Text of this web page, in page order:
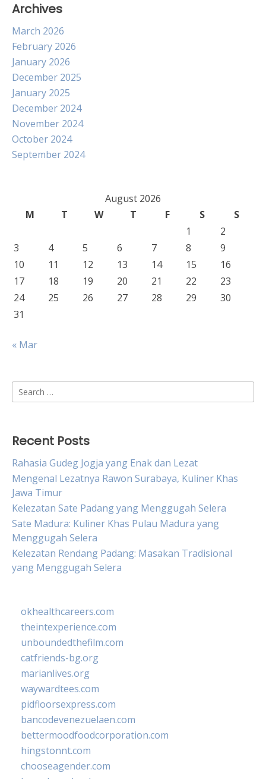
Archives
March 2026
February 2026
January 2026
December 2025
January 2025
December 2024
November 2024
October 2024
September 2024
August 2026
M
T W T F S
S
1
2
3
4 5 6 7 8
9
10
11 12 13 14 15
16
17
18 19 20 21 22
23
24
25 26 27 28 29
30
31
« Mar
Search
for:
Recent Posts
Rahasia Gudeg Jogja yang Enak dan Lezat
Mengenal Lezatnya Rawon Surabaya, Kuliner Khas
Jawa Timur
Kelezatan Sate Padang yang Menggugah Selera
Sate Madura: Kuliner Khas Pulau Madura yang
Menggugah Selera
Kelezatan Rendang Padang: Masakan Tradisional
yang Menggugah Selera
okhealthcareers.com
theintexperience.com
unboundedthefilm.com
catfriends-bg.org
marianlives.org
waywardtees.com
pidfloorsexpress.com
bancodevenezuelaen.com
bettermoodfoodcorporation.com
hingstonnt.com
chooseagender.com